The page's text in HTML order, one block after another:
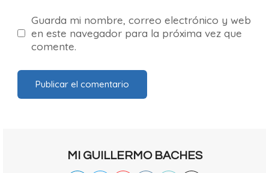
Guarda mi nombre, correo electrónico y web
en este navegador para la próxima vez que
comente.
MI GUILLERMO BACHES